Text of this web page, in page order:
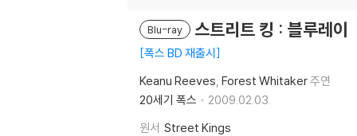
Blu-ray 스트리트 킹 : 블루레이
폭스 BD 재출시
Keanu Reeves Forest Whitaker주연
20세기 폭스
2009.02.03.
원서 Street Kings